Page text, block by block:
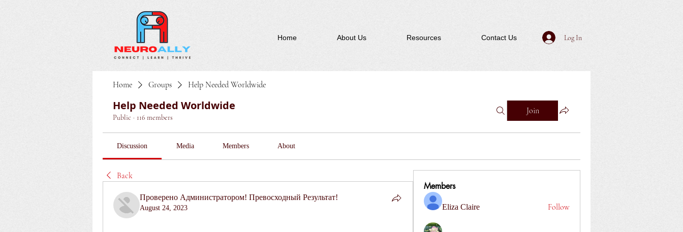
Home About Us Resources Contact Us Log In
Home Groups Help Needed Worldwide
Help Needed Worldwide
Public · 116 members
Join
Discussion Media Members About
Back
Проверено Администратором! Превосходный Результат!
August 24, 2023
Members
Eliza Claire Follow